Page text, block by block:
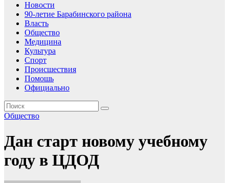
Новости
90-летие Барабинского района
Власть
Общество
Медицина
Культура
Спорт
Происшествия
Помошь
Официально
Общество
Дан старт новому учебному
году в ЦДОД